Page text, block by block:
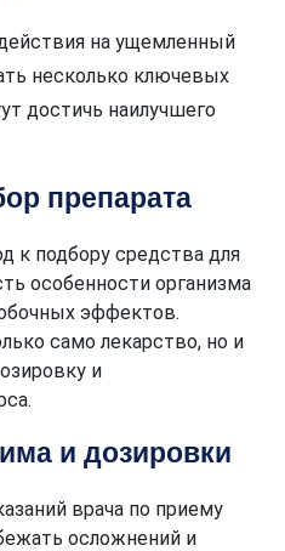
на ущемленный
несколько ключевых
достичь наилучшего
препарата
к подбору средства для
особенности организма
эффектов.
само лекарство, но и
и
и дозировки
врача по приему
осложнений и